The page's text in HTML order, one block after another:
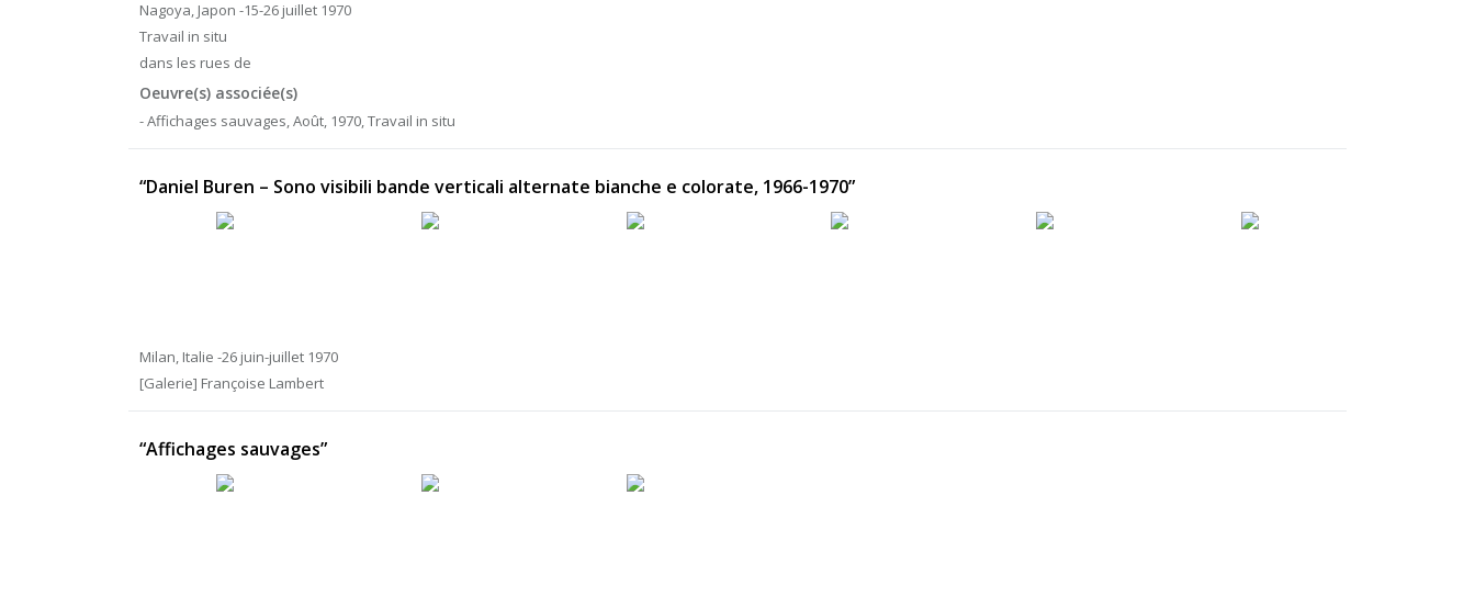
Nagoya, Japon -15-26 juillet 1970
Travail in situ
dans les rues de
Oeuvre(s) associée(s)
- Affichages sauvages, Août, 1970, Travail in situ
“Daniel Buren – Sono visibili bande verticali alternate bianche e colorate, 1966-1970”
Milan, Italie -26 juin-juillet 1970
[Galerie] Françoise Lambert
“Affichages sauvages”